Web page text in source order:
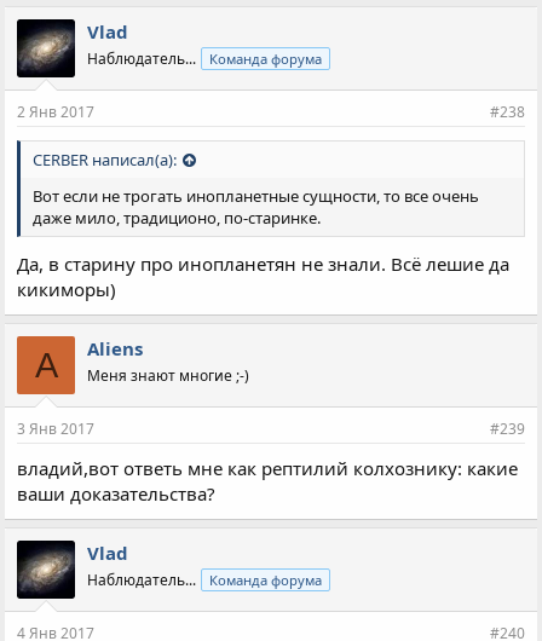
Vlad
Наблюдатель... Команда форума
2 Янв 2017 #238
CERBER написал(а):
Вот если не трогать инопланетные сущности, то все очень
даже мило, традиционо, по-старинке.
Да, в старину про инопланетян не знали. Всё лешие да
кикиморы)
A Aliens
Меня знают многие ;-)
3 Янв 2017 #239
владий,вот ответь мне как рептилий колхознику: какие
ваши доказательства?
Vlad
Наблюдатель... Команда форума
4 Янв 2017 #240